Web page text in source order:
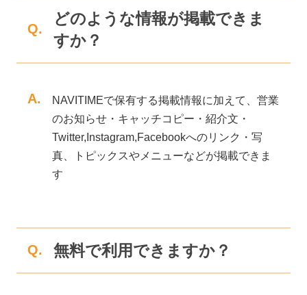
Q.
どのような情報が掲載できま
すか？
A.
NAVITIMEで保有する掲載情報に加えて、営業
のお知らせ・キャッチコピー・紹介文・
Twitter,Instagram,Facebookへのリンク・写
真、トピックスやメニューなどが掲載できま
す
Q. 無料で利用できますか？